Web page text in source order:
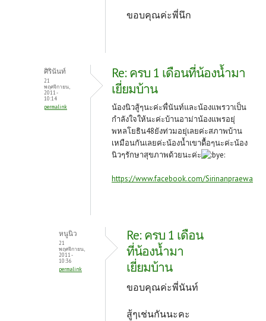
ขอบคุณค่ะพี่นึก
ศิรินันท์
21
พฤศจิกายน,
2011 -
10:14
permalink
Re: ครบ 1 เดือนที่น้องน้ำมา
เยี่ยมบ้าน
น้องนิวสู้ๆนะค่ะพื่นันท์และน้องแพรวาเป็น
กำลังใจให้นะค่ะบ้านอาม่าน้องแพรอยุ่
พหลโยธิน48ยังท่วมอยุ่เลยค่ะสภาพบ้าน
เหมือนกันเลยค่ะน้องน้ำเขาดื้อๆนะค่ะน้อง
นิวๆรักษาสุขภาพด้วยนะค่ะ
https://www.facebook.com/Sirinanpraewa
หนูนิว
21
พฤศจิกายน,
2011 -
10:36
permalink
Re: ครบ 1 เดือน
ที่น้องน้ำมา
เยี่ยมบ้าน
ขอบคุณค่ะพี่นันท์
สู้ๆเช่นกันนะคะ